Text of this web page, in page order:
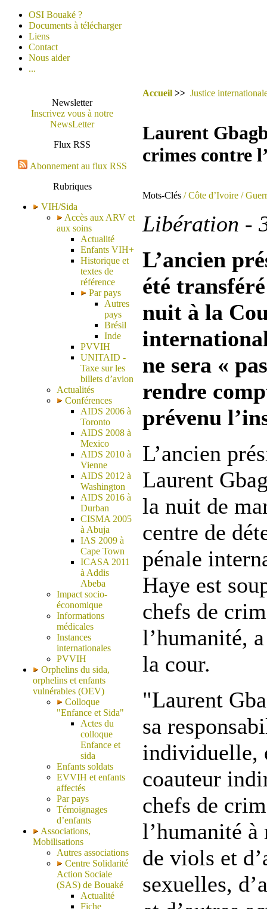
OSI Bouaké ?
Documents à télécharger
Liens
Contact
Nous aider
...
Newsletter
Inscrivez vous à notre
NewsLetter
Flux RSS
Abonnement au flux RSS
Rubriques
VIH/Sida
Accès aux ARV et
aux soins
Actualité
Enfants VIH+
Historique et
textes de
référence
Par pays
Autres
pays
Brésil
Inde
PVVIH
UNITAID -
Taxe sur les
billets d’avion
Actualités
Conférences
AIDS 2006 à
Toronto
AIDS 2008 à
Mexico
AIDS 2010 à
Vienne
AIDS 2012 à
Washington
AIDS 2016 à
Durban
CISMA 2005
à Abuja
IAS 2009 à
Cape Town
ICASA 2011
à Addis
Abeba
Impact socio-
économique
Informations
médicales
Instances
internationales
PVVIH
Orphelins du sida,
orphelins et enfants
vulnérables (OEV)
Colloque
"Enfance et Sida"
Actes du
colloque
Enfance et
sida
Enfants soldats
EVVIH et enfants
affectés
Par pays
Témoignages
d’enfants
Associations,
Mobilisations
Autres associations
Centre Solidarité
Action Sociale
(SAS) de Bouaké
Actualité
Fiche
Accueil >> Justice
Laurent
crimes contre
Mots-Clés / Côte d’Ivoire /
Libération -
L’ancien
été
nuit à la
ne sera «
rendre
prévenu
L’ancien
Laurent
la nuit de
centre de
pénale
Haye est
chefs de
l’humanité,
la cour.
"Laurent
sa
individuelle,
coauteur
chefs de
l’humanité à
de viols et
sexuelles,